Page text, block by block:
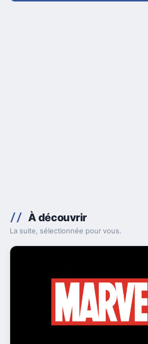
À découvrir
La suite, sélectionnée pour vous.